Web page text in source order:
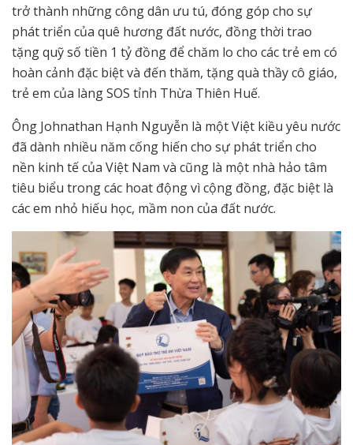
trở thành những công dân ưu tú, đóng góp cho sự
phát triển của quê hương đất nước, đồng thời trao
tặng quỹ số tiền 1 tỷ đồng để chăm lo cho các trẻ em có
hoàn cảnh đặc biệt và đến thăm, tặng quà thầy cô giáo,
trẻ em của làng SOS tỉnh Thừa Thiên Huế.
Ông Johnathan Hạnh Nguyễn là một Việt kiều yêu nước
đã dành nhiều năm cống hiến cho sự phát triển cho
nền kinh tế của Việt Nam và cũng là một nhà hảo tâm
tiêu biểu trong các hoat động vì cộng đồng, đặc biệt là
các em nhỏ hiếu học, mầm non của đất nước.